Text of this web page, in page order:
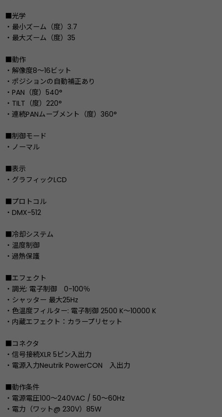
■光学
・最小ズーム（度）3.7
・最大ズーム（度）35
■動作
・解像度8〜16ビット
・ポジションの自動補正あり
・PAN（度）540°
・TILT（度）220°
・連続PANムーブメント（度）360°
■制御モード
・ノーマル
■表示
・グラフィックLCD
■プロトコル
・DMX-512
■冷却システム
・温度制御
・過熱保護
■エフェクト
・調光: 電子制御 0-100％
・シャッター 最大25Hz
・色温度フィルター: 電子制御 2500 K〜10000 K
・内蔵エフェクト：カラープリセット
■コネクタ
・信号接続XLR 5ピン入出力
・電源入力Neutrik PowerCON 入出力
■動作条件
・電源電圧100〜240VAC / 50〜60Hz
・電力（ワット@ 230V）85W